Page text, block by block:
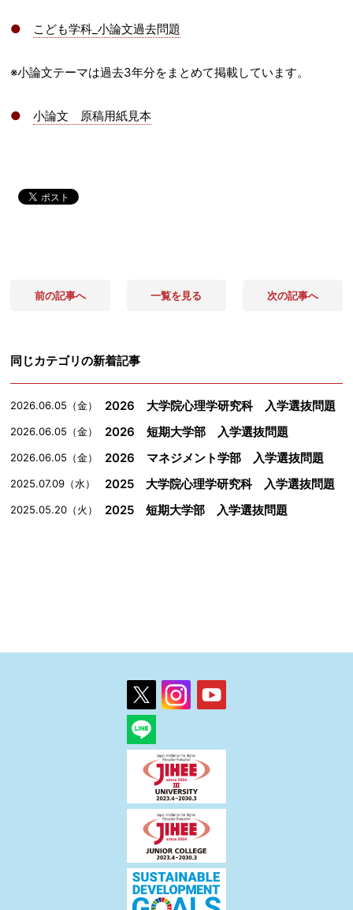
● こども学科_小論文過去問題
※小論文テーマは過去3年分をまとめて掲載しています。
● 小論文 原稿用紙見本
前の記事へ 一覧を見る 次の記事へ
同じカテゴリの新着記事
2026.06.05（金） 2026 大学院心理学研究科 入学選抜問題
2026.06.05（金） 2026 短期大学部 入学選抜問題
2026.06.05（金） 2026 マネジメント学部 入学選抜問題
2025.07.09（水） 2025 大学院心理学研究科 入学選抜問題
2025.05.20（火） 2025 短期大学部 入学選抜問題